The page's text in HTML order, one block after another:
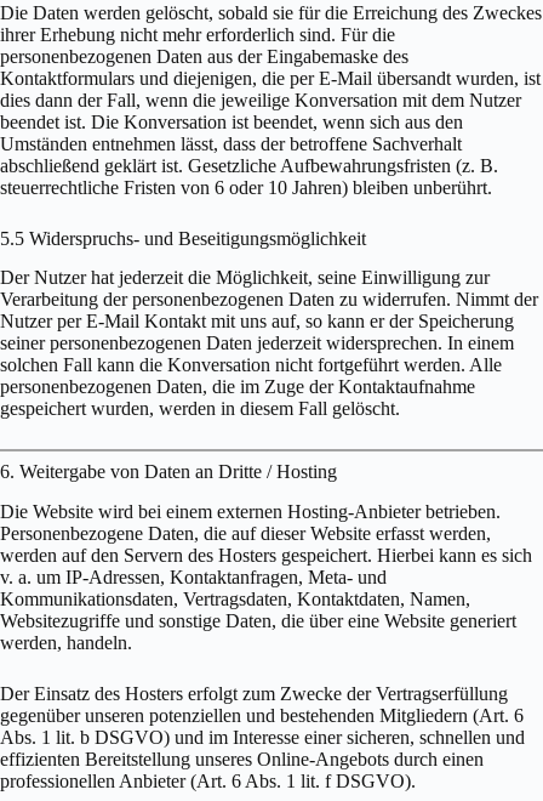
Die Daten werden gelöscht, sobald sie für die Erreichung des Zweckes
ihrer Erhebung nicht mehr erforderlich sind. Für die
personenbezogenen Daten aus der Eingabemaske des
Kontaktformulars und diejenigen, die per E-Mail übersandt wurden, ist
dies dann der Fall, wenn die jeweilige Konversation mit dem Nutzer
beendet ist. Die Konversation ist beendet, wenn sich aus den
Umständen entnehmen lässt, dass der betroffene Sachverhalt
abschließend geklärt ist. Gesetzliche Aufbewahrungsfristen (z. B.
steuerrechtliche Fristen von 6 oder 10 Jahren) bleiben unberührt.
5.5 Widerspruchs- und Beseitigungsmöglichkeit
Der Nutzer hat jederzeit die Möglichkeit, seine Einwilligung zur
Verarbeitung der personenbezogenen Daten zu widerrufen. Nimmt der
Nutzer per E-Mail Kontakt mit uns auf, so kann er der Speicherung
seiner personenbezogenen Daten jederzeit widersprechen. In einem
solchen Fall kann die Konversation nicht fortgeführt werden. Alle
personenbezogenen Daten, die im Zuge der Kontaktaufnahme
gespeichert wurden, werden in diesem Fall gelöscht.
6. Weitergabe von Daten an Dritte / Hosting
Die Website wird bei einem externen Hosting-Anbieter betrieben.
Personenbezogene Daten, die auf dieser Website erfasst werden,
werden auf den Servern des Hosters gespeichert. Hierbei kann es sich
v. a. um IP-Adressen, Kontaktanfragen, Meta- und
Kommunikationsdaten, Vertragsdaten, Kontaktdaten, Namen,
Websitezugriffe und sonstige Daten, die über eine Website generiert
werden, handeln.
Der Einsatz des Hosters erfolgt zum Zwecke der Vertragserfüllung
gegenüber unseren potenziellen und bestehenden Mitgliedern (Art. 6
Abs. 1 lit. b DSGVO) und im Interesse einer sicheren, schnellen und
effizienten Bereitstellung unseres Online-Angebots durch einen
professionellen Anbieter (Art. 6 Abs. 1 lit. f DSGVO).